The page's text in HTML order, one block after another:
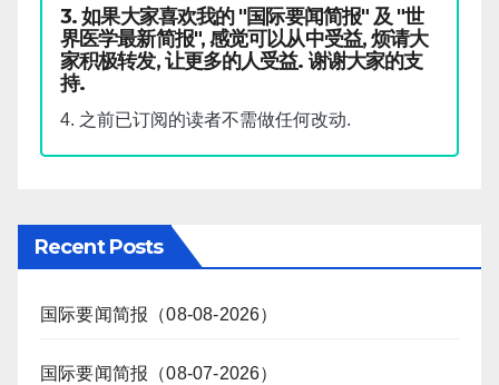
3. 如果大家喜欢我的 "国际要闻简报" 及 "世
界医学最新简报", 感觉可以从中受益, 烦请大
家积极转发, 让更多的人受益. 谢谢大家的支
持.
4. 之前已订阅的读者不需做任何改动.
Recent Posts
国际要闻简报（08-08-2026）
国际要闻简报（08-07-2026）